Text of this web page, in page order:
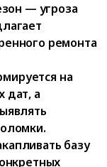
— угроза
ремонта
на
дат, а
базу